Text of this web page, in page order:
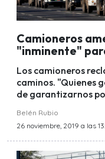
Camioneros
"inminente"
Los camioneros
caminos. "Quienes
de garantizarnos
Belén Rubio
26 noviembre, 2019 a las